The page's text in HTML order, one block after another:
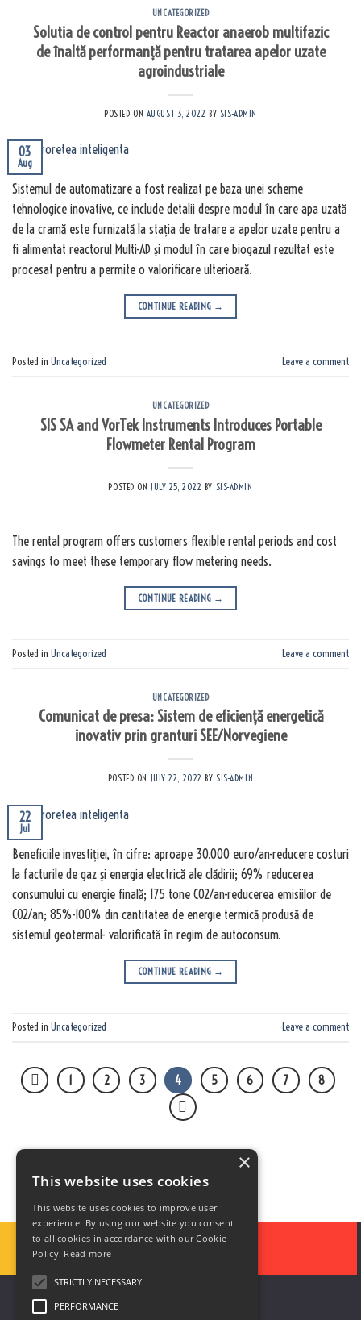
UNCATEGORIZED
Solutia de control pentru Reactor anaerob multifazic
de înaltă performanță pentru tratarea apelor uzate
agroindustriale
POSTED ON AUGUST 3, 2022 BY SIS-ADMIN
03
Aug
Sistemul de automatizare a fost realizat pe baza unei scheme
tehnologice inovative, ce include detalii despre modul în care apa uzată
de la cramă este furnizată la stația de tratare a apelor uzate pentru a
fi alimentat reactorul Multi-AD și modul în care biogazul rezultat este
procesat pentru a permite o valorificare ulterioară.
CONTINUE READING →
Posted in Uncategorized Leave a comment
UNCATEGORIZED
SIS SA and VorTek Instruments Introduces Portable
Flowmeter Rental Program
POSTED ONJULY 25, 2022 BY SIS-ADMIN
The rental program offers customers flexible rental periods and cost
savings to meet these temporary flow metering needs.
CONTINUE READING →
Posted in Uncategorized Leave a comment
UNCATEGORIZED
Comunicat de presa: Sistem de eficiență energetică
inovativ prin granturi SEE/Norvegiene
POSTED ON JULY 22, 2022 BY SIS-ADMIN
22
Jul
Beneficiile investiției, în cifre: aproape 30.000 euro/an-reducere costuri
la facturile de gaz și energia electrică ale clădirii; 69% reducerea
consumului cu energie finală; 175 tone CO2/an-reducerea emisiilor de
CO2/an; 85%-100% din cantitatea de energie termică produsă de
sistemul geotermal- valorificată în regim de autoconsum.
CONTINUE READING →
Posted in Uncategorized Leave a comment
1 2 3 4 5 6 7 8
×
This website uses cookies
This website uses cookies to improve user
experience. By using our website you consent
to all cookies in accordance with our Cookie
Policy. Read more
STRICTLY NECESSARY
PERFORMANCE